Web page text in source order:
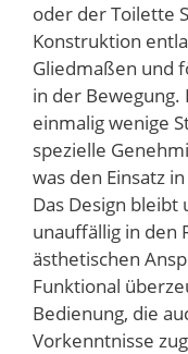
oder der Toilette
Konstruktion
Gliedmaßen und
in der
einmalig wenige
spezielle
was den Einsatz
Das Design bleibt
unauffällig in den
ästhetischen
Funktional
Bedienung, die
Vorkenntnisse